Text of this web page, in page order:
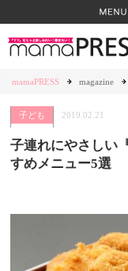
mamaPRESS magazine
子ども 2019.02.21
子連れにやさしい
すめメニュー5選